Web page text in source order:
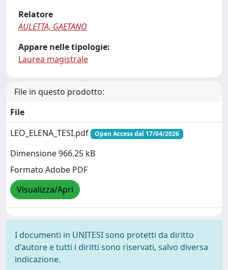
Relatore
AULETTA, GAETANO
Appare nelle tipologie:
Laurea magistrale
File in questo prodotto:
File
LEO_ELENA_TESI.pdf
Open Access dal 17/04/2026
Dimensione 966.25 kB
Formato Adobe PDF
Visualizza/Apri
I documenti in UNITESI sono protetti da diritto
d'autore e tutti i diritti sono riservati, salvo diversa
indicazione.